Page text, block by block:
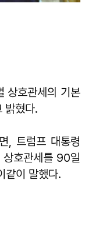
상호관세의 기본
밝혔다.
, 트럼프 대통령
호관세를 90일
같이 말했다.